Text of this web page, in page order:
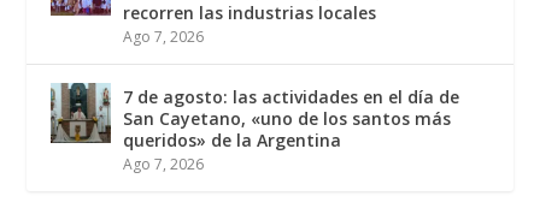
recorren las industrias locales
Ago 7, 2026
7 de agosto: las actividades en el día de
San Cayetano, «uno de los santos más
queridos» de la Argentina
Ago 7, 2026